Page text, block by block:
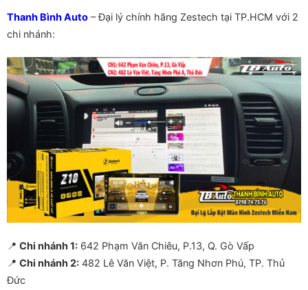
Thanh Bình Auto – Đại lý chính hãng Zestech tại TP.HCM với 2
chi nhánh:
📍 Chi nhánh 1: 642 Phạm Văn Chiêu, P.13, Q. Gò Vấp
📍 Chi nhánh 2: 482 Lê Văn Việt, P. Tăng Nhơn Phú, TP. Thủ
Đức